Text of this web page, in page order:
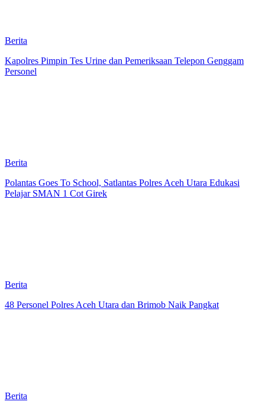
Berita
Kapolres Pimpin Tes Urine dan Pemeriksaan Telepon Genggam
Personel
Berita
Polantas Goes To School, Satlantas Polres Aceh Utara Edukasi
Pelajar SMAN 1 Cot Girek
Berita
48 Personel Polres Aceh Utara dan Brimob Naik Pangkat
Berita